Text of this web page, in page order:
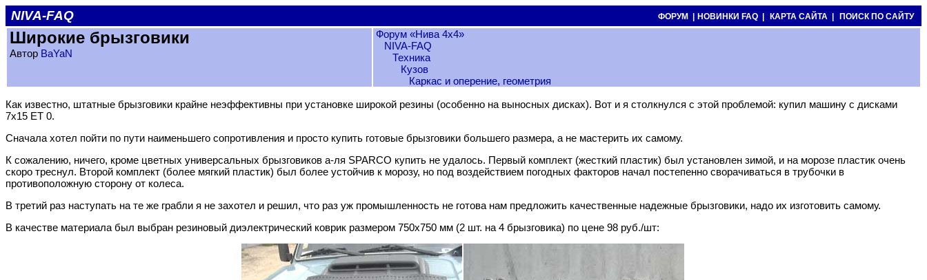
NIVA-FAQ ФОРУМ | НОВИНКИ FAQ | КАРТА САЙТА | ПОИСК ПО САЙТУ
Широкие брызговики
Автор BaYaN
Форум «Нива 4х4»
NIVA-FAQ
Техника
Кузов
Каркас и оперение, геометрия
Как известно, штатные брызговики крайне неэффективны при установке широкой резины (особенно на выносных дисках). Вот и я столкнулся с этой проблемой: купил машину с дисками
7x15 ET 0.
Сначала хотел пойти по пути наименьшего сопротивления и просто купить готовые брызговики большего размера, а не мастерить их самому.
К сожалению, ничего, кроме цветных универсальных брызговиков а-ля SPARCO купить не удалось. Первый комплект (жесткий пластик) был установлен зимой, и на морозе пластик очень
скоро треснул. Второй комплект (более мягкий пластик) был более устойчив к морозу, но под воздействием погодных факторов начал постепенно сворачиваться в трубочки в
противоположную сторону от колеса.
В третий раз наступать на те же грабли я не захотел и решил, что раз уж промышленность не готова нам предложить качественные надежные брызговики, надо их изготовить самому.
В качестве материала был выбран резиновый диэлектрический коврик размером 750x750 мм (2 шт. на 4 брызговика) по цене 98 руб./шт: